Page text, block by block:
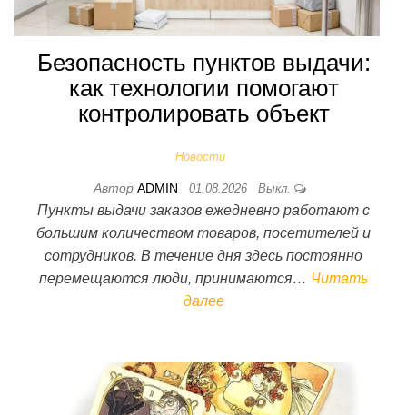
Безопасность пунктов выдачи:
как технологии помогают
контролировать объект
Новости
Автор ADMIN 01.08.2026 Выкл.
Пункты выдачи заказов ежедневно работают с
большим количеством товаров, посетителей и
сотрудников. В течение дня здесь постоянно
перемещаются люди, принимаются… Читать
далее